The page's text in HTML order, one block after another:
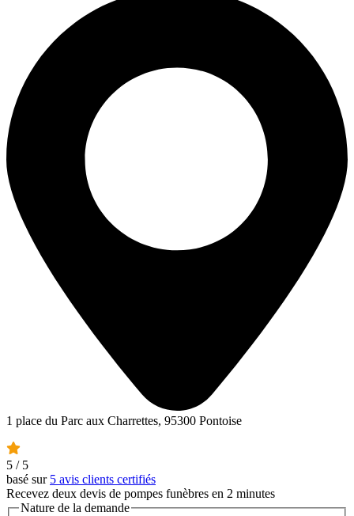
1 place du Parc aux Charrettes, 95300 Pontoise
5 / 5
basé sur 5 avis clients certifiés
Recevez deux devis de pompes funèbres en 2 minutes
Nature de la demande